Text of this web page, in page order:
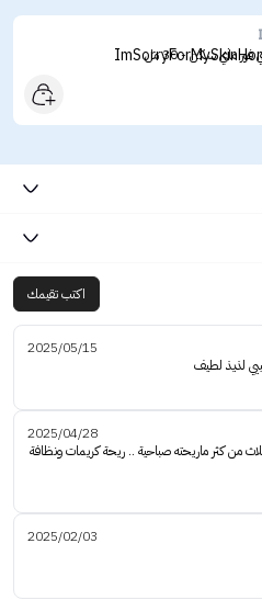
ماي سكن - 30 مل
اكتب تقيمك
2025/05/15
لذيذ لطيف
2025/04/28
من كثر ماريحته صباحية .. ريحة كريمات ونظافة
2025/02/03